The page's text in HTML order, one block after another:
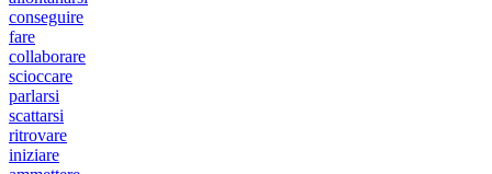
conseguire
fare
collaborare
scioccare
parlarsi
scattarsi
ritrovare
iniziare